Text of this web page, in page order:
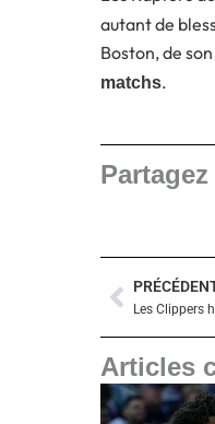
autant de
Boston, de
matchs.
Articles